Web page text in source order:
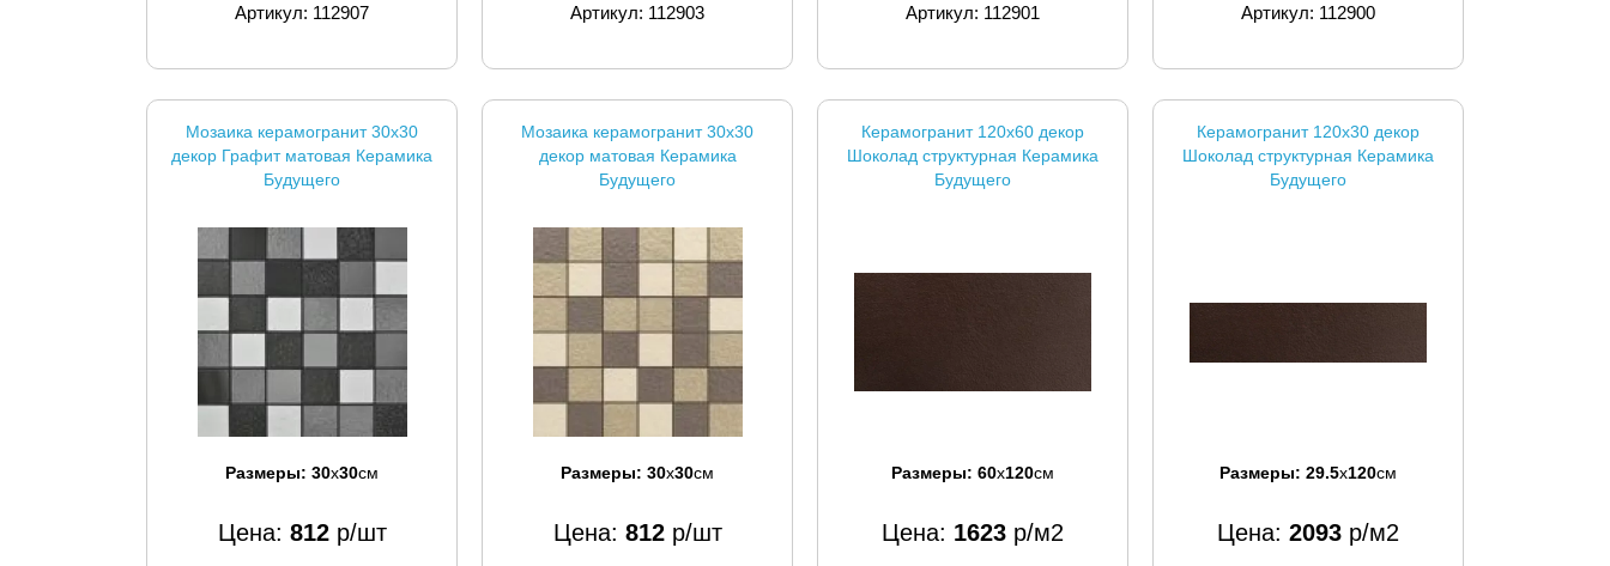
Артикул: 112907 Артикул: 112903 Артикул: 112901 Артикул: 112900
Мозаика керамогранит 30x30
декор Графит матовая Керамика
Будущего
Размеры: 30x30см
Цена: 812р/шт
Мозаика керамогранит 30x30
декор матовая Керамика
Будущего
Размеры: 30x30см
Цена: 812р/шт
Керамогранит 120x60 декор
Шоколад структурная Керамика
Будущего
Размеры: 60x120см
Цена: 1623 р/м2
Керамогранит 120x30 декор
Шоколад структурная Керамика
Будущего
Размеры: 29.5x120см
Цена: 2093 р/м2